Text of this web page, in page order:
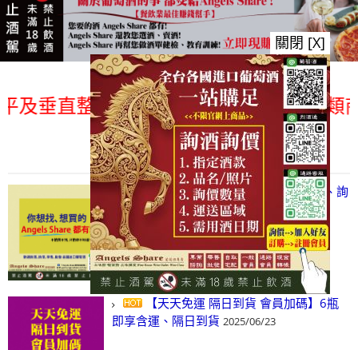
垂直整合、一次購足」各國進口酒類商
總覽-促銷&活動
all events
【凡酒問Angels Share】線上選酒、詢
(尋)酒、詢價、零售、批發，看這裡!
2024/03/01
【天天免運 隔日到貨 會員加碼】6瓶
即享含運、隔日到貨 2025/06/23
關閉 [X]